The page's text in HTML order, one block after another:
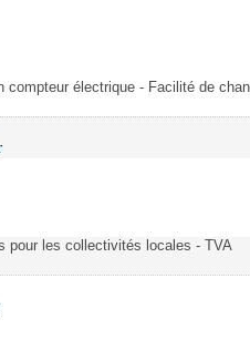
compteur électrique - Facilité de
pour les collectivités locales - TVA